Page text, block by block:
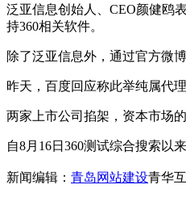
泛亚信息创始人、CEO颜健鸥
持360相关软件。
除了泛亚信息外，通过官方微
昨天，百度回应称此举纯属代
两家上市公司掐架，资本市场
自8月16日360测试综合搜索以
新闻编辑： 青岛网站建设青华